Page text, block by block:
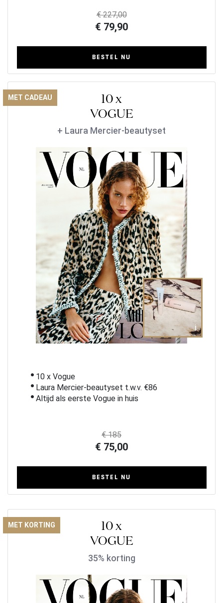
€ 227,00
€ 79,90
BESTEL NU
10 x
VOGUE
MET CADEAU
+ Laura Mercier-beautyset
i
10 x Vogue
Laura Mercier-beautyset t.w.v. €86
Altijd als eerste Vogue in huis
€ 185
€ 75,00
BESTEL NU
10 x
VOGUE
MET KORTING
35% korting